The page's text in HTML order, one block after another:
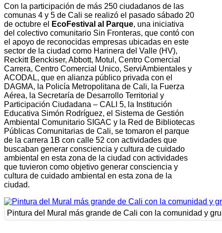
Con la participación de más 250 ciudadanos de las
comunas 4 y 5 de Cali se realizó el pasado sábado 20
de octubre el
EcoFestival al Parque, una iniciativa
del colectivo comunitario Sin Fronteras, que contó con
el apoyo de reconocidas empresas ubicadas en este
sector de la ciudad como Harinera del Valle (HV),
Reckitt Benckiser, Abbott, Motul, Centro Comercial
Carrera, Centro Comercial Unico, ServiAmbientales y
ACODAL, que en alianza público privada con el
DAGMA, la Policía Metropolitana de Cali, la Fuerza
Aérea, la Secretaría de Desarrollo Territorial y
Participación Ciudadana – CALI 5, la Institución
Educativa Simón Rodríguez, el Sistema de Gestión
Ambiental Comunitario SIGAC y la Red de Bibliotecas
Públicas Comunitarias de Cali, se tomaron el parque
de la carrera 1B con calle 52 con actividades que
buscaban generar consciencia y cultura de cuidado
ambiental en esta zona de la ciudad con actividades
que tuvieron como objetivo generar consciencia y
cultura de cuidado ambiental en esta zona de la
ciudad.
Pintura del Mural más grande de Cali con la comunidad y